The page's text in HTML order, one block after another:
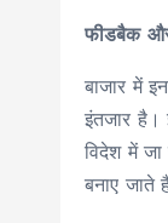
फीडबैक और
बाजार में
इंतजार है।
विदेश में जा
बनाए जाते